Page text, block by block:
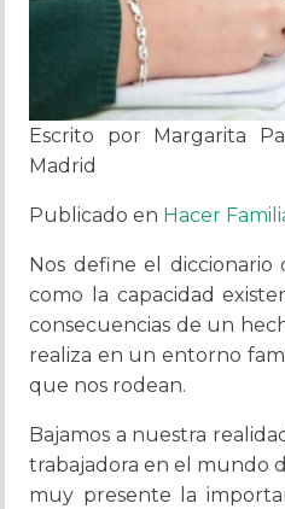
Escrito por Margarita
Madrid
Publicado en Hacer
Nos define el diccionario
como la capacidad
consecuencias de un
realiza en un entorno
que nos rodean.
Bajamos a nuestra
trabajadora en el mundo
muy presente la